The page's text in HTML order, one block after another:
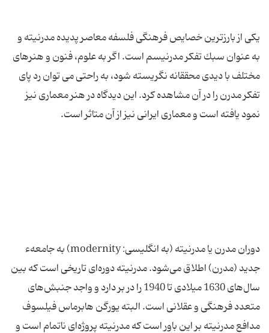
یكی از بارزترین خصایص فرهنگی فلسفه معاصر پدیده مدرنیته و
به عنوان سبك تفكر مدرنیسم است. اگر به علوم، فنون و هنرهای
مختلف با دیدی محققانه نگریسته شود، به راحتی می توان رد پای
تفكر مدرن را در آن مشاهده كرد. این دیدگاه در هنر معماری نیز
دوران مدرن یا مدرنیته (به انگلیسی: modernity) به جامعهء
جدید (مدرن) اطلاق می‌شود. مدرنیته دوره‌ای تاریخی است که بین
سال‌های 1630 میلادی تا 1940 را در بر دارد و واجد جنبش‌های
متعدد فرهنگی و عقلانی است. البته یورگن هابرماس فیلسوف
مدافع مدرنیته بر این باور است که مدرنیته پروژه‌ای ناتمام است و